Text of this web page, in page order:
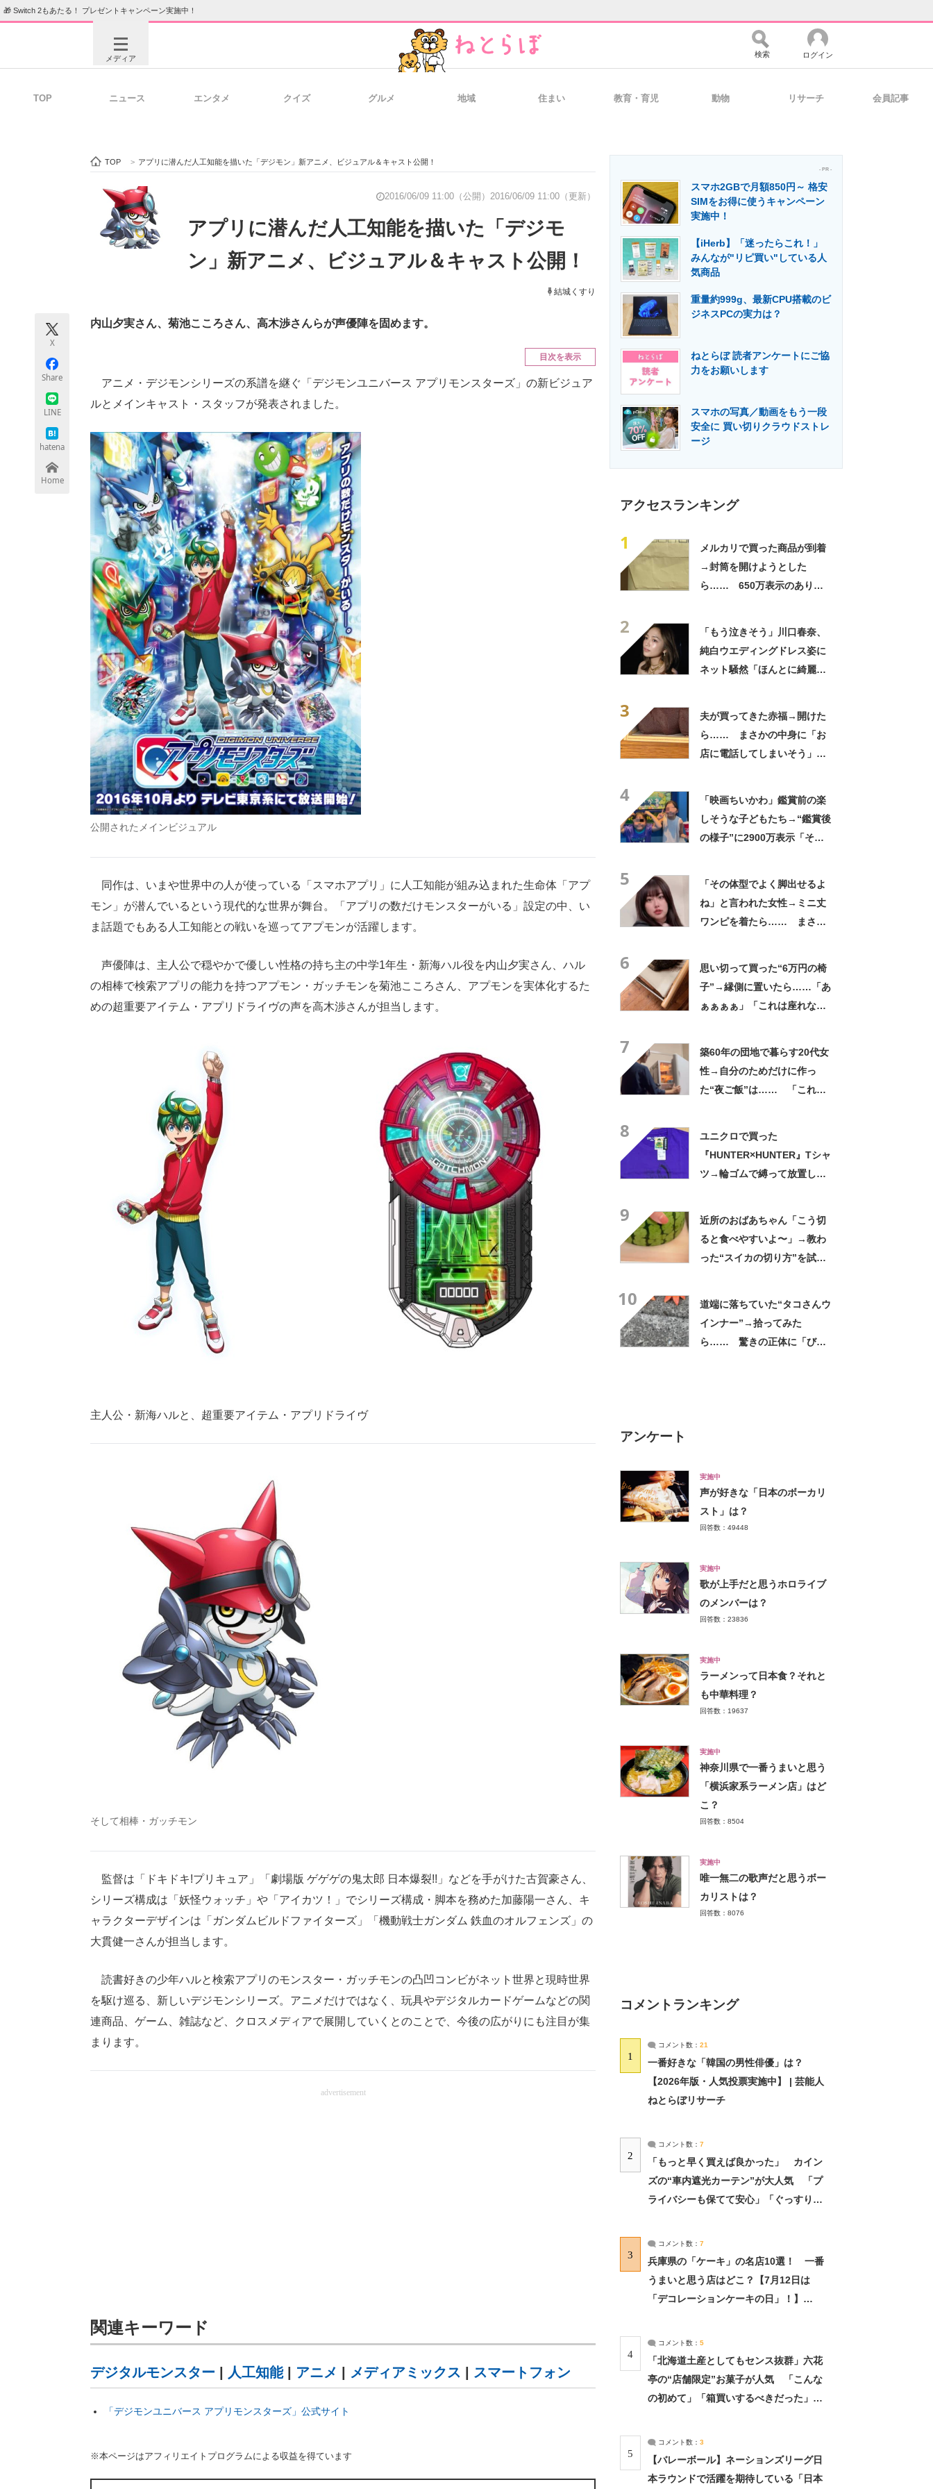
🎁 Switch 2もあたる！ プレゼントキャンペーン実施中！
メディア
ビジネスと働き方のヒント 経営リーダーのコミュニティ マーケ×ITの今がよく分かる
ITエンジニア向け専門サイト 企業向けIT製品の総合サイト IT製品の技術・比較・事例 製造業のIT導入・活用を支援
モノづくり技術者専門サイト エレクトロニクス専門サイト エネルギーの専門メディア 建設×テクノロジーの最前線
ちょっと気になるネットの話題
検索 ログイン
TOP ニュース エンタメ クイズ グルメ 地域 住まい 教育・育児 動物 リサーチ 会員記事
TOP > アプリに潜んだ人工知能を描いた「デジモン」新アニメ、ビジュアル＆キャスト公開！
2016/06/09 11:00（公開） 2016/06/09 11:00（更新）
アプリに潜んだ人工知能を描いた「デジモ
ン」新アニメ、ビジュアル＆キャスト公開！
結城くすり
X
Share
LINE
hatena
Home
内山夕実さん、菊池こころさん、高木渉さんらが声優陣を固めます。
目次を表示
アニメ・デジモンシリーズの系譜を継ぐ「デジモンユニバース アプリモンスターズ」の新ビジュア
ルとメインキャスト・スタッフが発表されました。
公開されたメインビジュアル
同作は、いまや世界中の人が使っている「スマホアプリ」に人工知能が組み込まれた生命体「アプ
モン」が潜んでいるという現代的な世界が舞台。「アプリの数だけモンスターがいる」設定の中、い
ま話題でもある人工知能との戦いを巡ってアプモンが活躍します。
声優陣は、主人公で穏やかで優しい性格の持ち主の中学1年生・新海ハル役を内山夕実さん、ハル
の相棒で検索アプリの能力を持つアプモン・ガッチモンを菊池こころさん、アプモンを実体化するた
めの超重要アイテム・アプリドライヴの声を高木渉さんが担当します。
主人公・新海ハルと、超重要アイテム・アプリドライヴ
そして相棒・ガッチモン
監督は「ドキドキ!プリキュア」「劇場版 ゲゲゲの鬼太郎 日本爆裂!!」などを手がけた古賀豪さん、
シリーズ構成は「妖怪ウォッチ」や「アイカツ！」でシリーズ構成・脚本を務めた加藤陽一さん、キ
ャラクターデザインは「ガンダムビルドファイターズ」「機動戦士ガンダム 鉄血のオルフェンズ」の
大貫健一さんが担当します。
読書好きの少年ハルと検索アプリのモンスター・ガッチモンの凸凹コンビがネット世界と現時世界
を駆け巡る、新しいデジモンシリーズ。アニメだけではなく、玩具やデジタルカードゲームなどの関
連商品、ゲーム、雑誌など、クロスメディアで展開していくとのことで、今後の広がりにも注目が集
まります。
advertisement
関連キーワード
デジタルモンスター 人工知能| アニメ メディアミックス スマートフォン
「デジモンユニバース アプリモンスターズ」公式サイト
※本ページはアフィリエイトプログラムによる収益を得ています
- PR -
スマホ2GBで月額850円～ 格安
SIMをお得に使うキャンペーン
実施中！
【iHerb】「迷ったらこれ！」
みんなが"リピ買い"している人
気商品
重量約999g、最新CPU搭載のビ
ジネスPCの実力は？
ねとらぼ 読者アンケートにご協
力をお願いします
スマホの写真／動画をもう一段
安全に 買い切りクラウドストレ
ージ
アクセスランキング
1
メルカリで買った商品が到着
→封筒を開けようとした
ら…… 650万表示のありえ
2
「もう泣きそう」川口春奈、
純白ウエディングドレス姿に
ネット騒然「ほんとに綺麗」
3
夫が買ってきた赤福→開けた
ら…… まさかの中身に「お
店に電話してしまいそう」
4
「映画ちいかわ」鑑賞前の楽
しそうな子どもたち→“鑑賞後
の様子”に2900万表示「そう
5
「その体型でよく脚出せるよ
ね」と言われた女性→ミニ丈
ワンピを着たら…… まさか
6
思い切って買った“6万円の椅
子”→縁側に置いたら……「あ
ぁぁぁぁ」「これは座れな
7
築60年の団地で暮らす20代女
性→自分のためだけに作っ
た“夜ご飯”は…… 「これぞ
8
ユニクロで買った
『HUNTER×HUNTER』Tシャ
ツ→輪ゴムで縛って放置した
9
近所のおばあちゃん「こう切
ると食べやすいよ〜」→教わ
った“スイカの切り方”を試し
10
道端に落ちていた“タコさんウ
インナー”→拾ってみた
ら…… 驚きの正体に「びっ
アンケート
実施中
声が好きな「日本のボーカリ
スト」は？
回答数：49448
実施中
歌が上手だと思うホロライブ
のメンバーは？
回答数：23836
実施中
ラーメンって日本食？それと
も中華料理？
回答数：19637
実施中
神奈川県で一番うまいと思う
「横浜家系ラーメン店」はど
こ？
回答数：8504
実施中
唯一無二の歌声だと思うボー
カリストは？
回答数：8076
コメントランキング
1
コメント数： 21
一番好きな「韓国の男性俳優」は？
【2026年版・人気投票実施中】 | 芸能人
ねとらぼリサーチ
2
コメント数： 7
「もっと早く買えば良かった」 カイン
ズの“車内遮光カーテン”が大人気 「プ
ライバシーも保てて安心」「ぐっすり眠
3
コメント数： 7
兵庫県の「ケーキ」の名店10選！ 一番
うまいと思う店はどこ？【7月12日は
「デコレーションケーキの日」！】
4
コメント数： 5
「北海道土産としてもセンス抜群」六花
亭の“店舗限定”お菓子が人気 「こんな
の初めて」「箱買いするべきだった」
5
コメント数： 3
【バレーボール】ネーションズリーグ日
本ラウンドで活躍を期待している「日本